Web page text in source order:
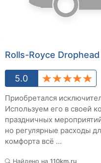
Rolls-Royce
5.0
Приобретался
Используем его в своей
праздничных
но регулярные расходы
комфорта всё ...
Найдено на 110km.ru